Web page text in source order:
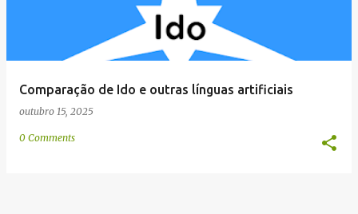
Comparação de Ido e outras línguas artificiais
outubro 15, 2025
0 Comments